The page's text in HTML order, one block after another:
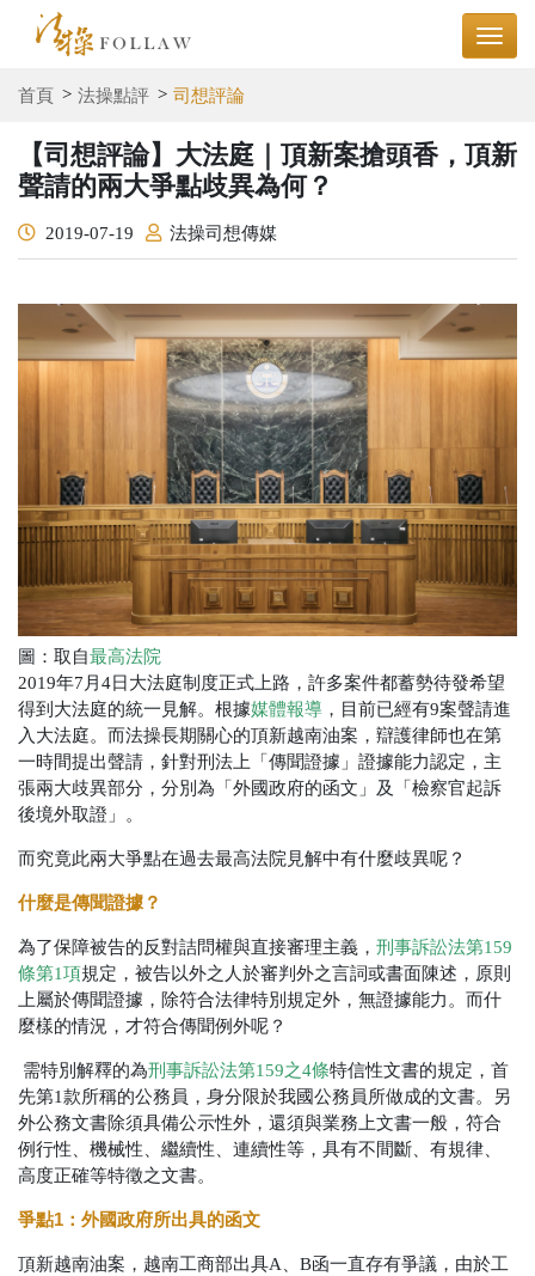
首頁 法操點評 司想評論
【司想評論】大法庭｜頂新案搶頭香，頂新
聲請的兩大爭點歧異為何？
2019-07-19 法操司想傳媒
圖：取自最高法院
2019年7月4日大法庭制度正式上路，許多案件都蓄勢待發希望
得到大法庭的統一見解。根據媒體報導 ，目前已經有9案聲請進
入大法庭。而法操長期關心的頂新越南油案，辯護律師也在第
一時間提出聲請，針對刑法上「傳聞證據」證據能力認定，主
張兩大歧異部分，分別為「外國政府的函文」及「檢察官起訴
後境外取證」。
而究竟此兩大爭點在過去最高法院見解中有什麼歧異呢？
什麼是傳聞證據？
為了保障被告的反對詰問權與直接審理主義， 刑事訴訟法第159
條第1項規定，被告以外之人於審判外之言詞或書面陳述，原則
上屬於傳聞證據，除符合法律特別規定外，無證據能力。而什
麼樣的情況，才符合傳聞例外呢？
需特別解釋的為刑事訴訟法第159之4條特信性文書的規定，首
先第1款所稱的公務員，身分限於我國公務員所做成的文書。另
外公務文書除須具備公示性外，還須與業務上文書一般，符合
例行性、機械性、繼續性、連續性等，具有不間斷、有規律、
高度正確等特徵之文書。
爭點1 ：外國政府所出具的函文
頂新越南油案，越南工商部出具A、B函一直存有爭議，由於工